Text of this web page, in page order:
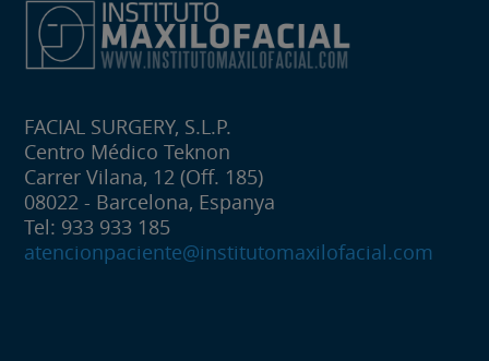
FACIAL SURGERY, S.L.P.
Centro Médico Teknon
Carrer Vilana, 12 (Off. 185)
08022 - Barcelona, Espanya
Tel: 933 933 185
atencionpaciente@institutomaxilofacial.com